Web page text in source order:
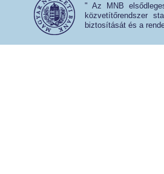
" Az MNB
közvetítőrendszer
biztosítását és a